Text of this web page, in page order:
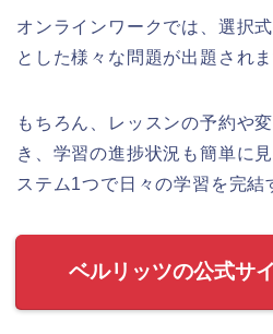
オンラインワークでは、選択
とした様々な問題が出題されま
もちろん、レッスンの予約や
き、学習の進捗状況も簡単に
ステム1つで日々の学習を完結
ベルリッツの公式サ